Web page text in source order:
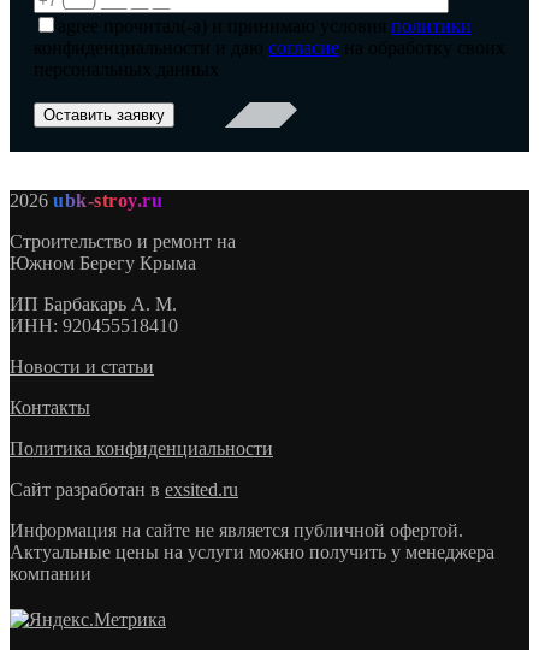
agree прочитал(-а) и принимаю условия политики
конфиденциальности и даю согласие на обработку своих
персональных данных
2026 ubk-stroy.ru
Строительство и ремонт на
Южном Берегу Крыма
ИП Барбакарь А. М.
ИНН: 920455518410
Новости и статьи
Контакты
Политика конфиденциальности
Сайт разработан в exsited.ru
Информация на сайте не является публичной офертой.
Актуальные цены на услуги можно получить у менеджера
компании